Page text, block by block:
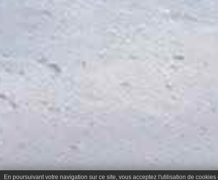
En poursuivant votre navigation sur ce site, vous acceptez l'utilisation de